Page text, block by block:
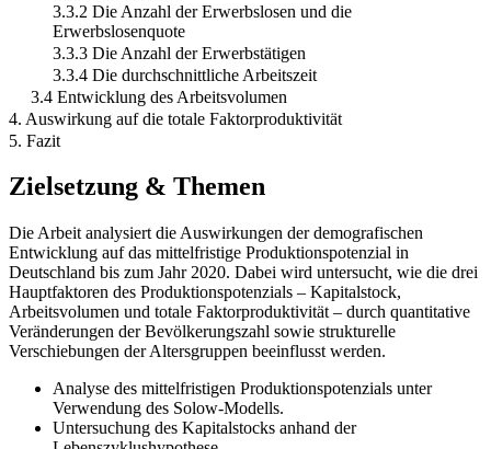
3.3.2 Die Anzahl der Erwerbslosen und die
Erwerbslosenquote
3.3.3 Die Anzahl der Erwerbstätigen
3.3.4 Die durchschnittliche Arbeitszeit
3.4 Entwicklung des Arbeitsvolumen
4. Auswirkung auf die totale Faktorproduktivität
5. Fazit
Zielsetzung & Themen
Die Arbeit analysiert die Auswirkungen der demografischen
Entwicklung auf das mittelfristige Produktionspotenzial in
Deutschland bis zum Jahr 2020. Dabei wird untersucht, wie die drei
Hauptfaktoren des Produktionspotenzials – Kapitalstock,
Arbeitsvolumen und totale Faktorproduktivität – durch quantitative
Veränderungen der Bevölkerungszahl sowie strukturelle
Verschiebungen der Altersgruppen beeinflusst werden.
Analyse des mittelfristigen Produktionspotenzials unter
Verwendung des Solow-Modells.
Untersuchung des Kapitalstocks anhand der